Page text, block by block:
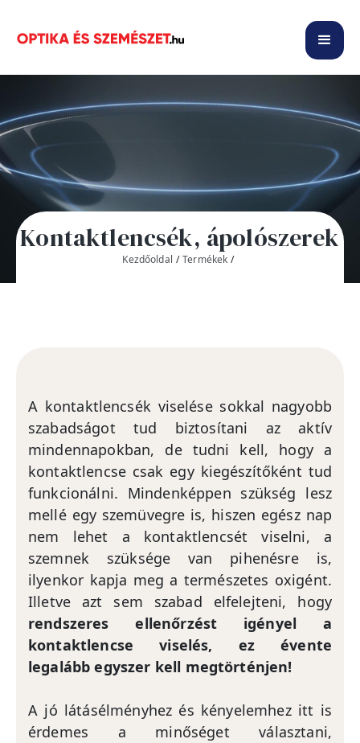
Kontaktlencsék, ápolószerek
Kezdőoldal / Termékek /
A kontaktlencsék viselése sokkal nagyobb
szabadságot tud biztosítani az aktív
mindennapokban, de tudni kell, hogy a
kontaktlencse csak egy kiegészítőként tud
funkcionálni. Mindenképpen szükség lesz
mellé egy szemüvegre is, hiszen egész nap
nem lehet a kontaktlencsét viselni, a
szemnek szüksége van pihenésre is,
ilyenkor kapja meg a természetes oxigént.
Illetve azt sem szabad elfelejteni, hogy
rendszeres ellenőrzést igényel a
kontaktlencse viselés, ez évente
legalább egyszer kell megtörténjen!
A jó látásélményhez és kényelemhez itt is
érdemes a minőséget választani,